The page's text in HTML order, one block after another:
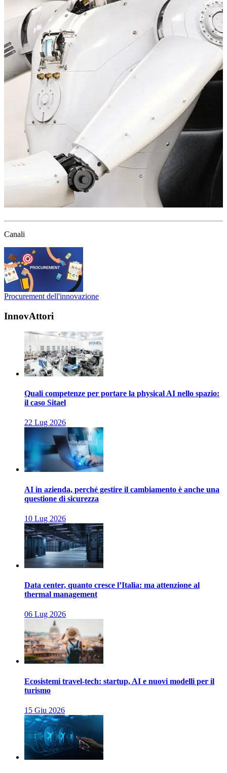
Canali
Procurement dell'innovazione
InnovAttori
Quali competenze per portare la physical AI nello spazio:
il caso Sitael
22 Lug 2026
AI in azienda, perché gestire il cambiamento è anche una
questione di sicurezza
10 Lug 2026
Data center, quanto cresce l’Italia: ma attenzione al
thermal management
06 Lug 2026
Ecosistemi travel-tech: startup, AI e nuovi modelli per il
turismo
15 Giu 2026